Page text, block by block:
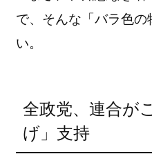
で、そんな「バラ色
い。
全政党、連合が
げ」支持